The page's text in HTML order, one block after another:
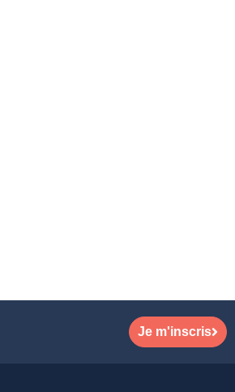
Je m'inscris